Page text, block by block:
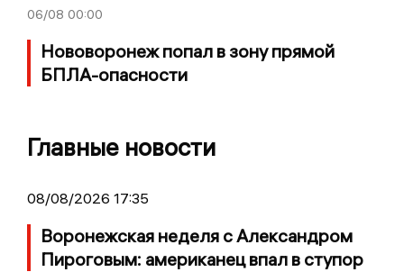
06/08 00:00
Нововоронеж попал в зону прямой
БПЛА-опасности
Главные новости
08/08/2026 17:35
Воронежская неделя с Александром
Пироговым: американец впал в ступор